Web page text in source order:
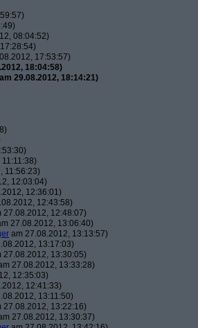
08:04:52)
17:53:57)
18:04:58)
am 29.08.2012, 18:14:21)
11:56:23)
12:03:04)
12:36:01)
12:43:58)
27.08.2012, 12:48:07)
27.08.2012, 13:06:40)
am 27.08.2012, 13:13:57)
13:17:03)
27.08.2012, 13:30:05)
27.08.2012, 13:33:28)
12:35:03)
12:41:33)
13:11:50)
27.08.2012, 13:22:16)
27.08.2012, 13:30:37)